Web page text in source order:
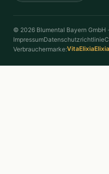
© 2026 Blumental Bayern GmbH
ImpressumDatenschutzrichtlinie
Verbrauchermarke:VitaElixia